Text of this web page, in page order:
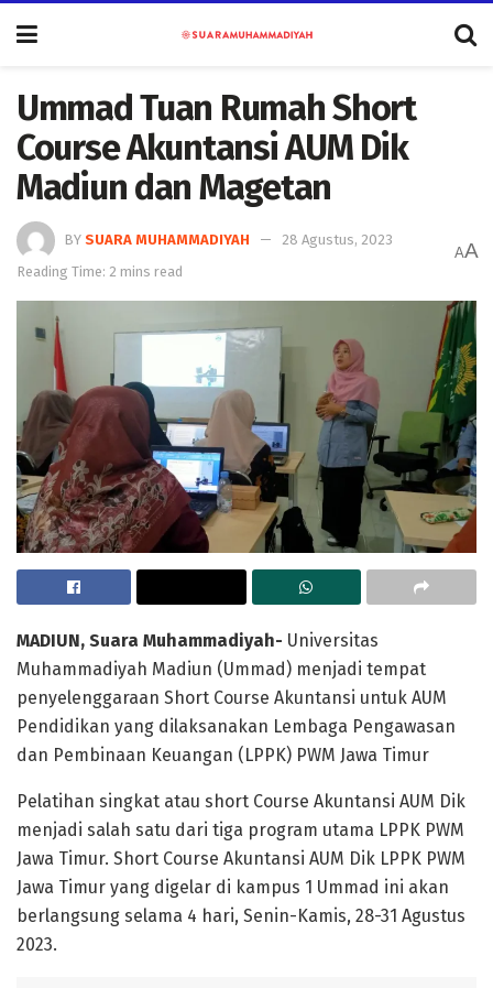
Ummad Tuan Rumah Short
Course Akuntansi AUM Dik
Madiun dan Magetan
BY SUARA MUHAMMADIYAH
28 Agustus, 2023
Reading Time: 2 mins read
AA
MADIUN, Suara Muhammadiyah- Universitas
Muhammadiyah Madiun (Ummad) menjadi tempat
penyelenggaraan Short Course Akuntansi untuk AUM
Pendidikan yang dilaksanakan Lembaga Pengawasan
dan Pembinaan Keuangan (LPPK) PWM Jawa Timur
Pelatihan singkat atau short Course Akuntansi AUM Dik
menjadi salah satu dari tiga program utama LPPK PWM
Jawa Timur. Short Course Akuntansi AUM Dik LPPK PWM
Jawa Timur yang digelar di kampus 1 Ummad ini akan
berlangsung selama 4 hari, Senin-Kamis, 28-31 Agustus
2023.